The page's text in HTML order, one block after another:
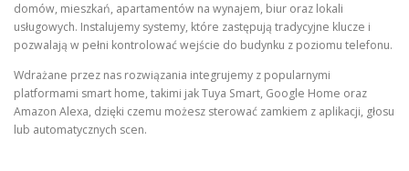
domów, mieszkań, apartamentów na wynajem, biur oraz lokali
usługowych. Instalujemy systemy, które zastępują tradycyjne klucze i
pozwalają w pełni kontrolować wejście do budynku z poziomu telefonu.
Wdrażane przez nas rozwiązania integrujemy z popularnymi
platformami smart home, takimi jak Tuya Smart, Google Home oraz
Amazon Alexa, dzięki czemu możesz sterować zamkiem z aplikacji, głosu
lub automatycznych scen.